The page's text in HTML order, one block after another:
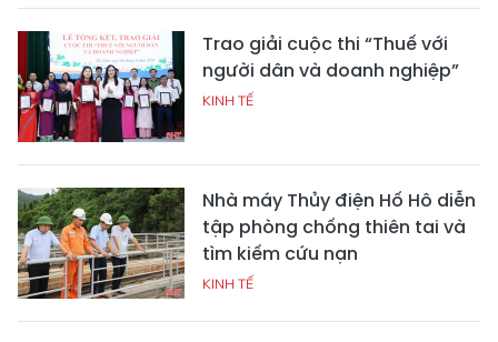
Trao giải cuộc thi “Thuế với
người dân và doanh nghiệp”
KINH TẾ
Nhà máy Thủy điện Hố Hô diễn
tập phòng chống thiên tai và
tìm kiếm cứu nạn
KINH TẾ